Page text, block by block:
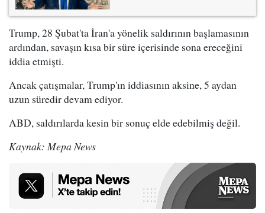
Trump, 28 Şubat'ta İran'a yönelik saldırının başlamasının
ardından, savaşın kısa bir süre içerisinde sona ereceğini
iddia etmişti.
Ancak çatışmalar, Trump'ın iddiasının aksine, 5 aydan
uzun süredir devam ediyor.
ABD, saldırılarda kesin bir sonuç elde edebilmiş değil.
Kaynak: Mepa News